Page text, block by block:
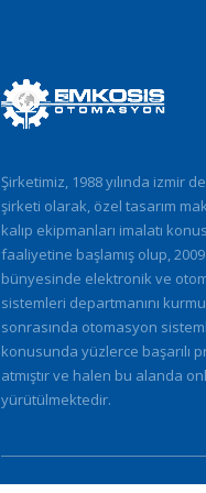
Şirketimiz, 1988 yılında izmir
şirketi olarak, özel tasarım
kalıp ekipmanları imalatı
faaliyetine başlamış olup, 2009
bünyesinde elektronik ve
sistemleri departmanını
sonrasında otomasyon
konusunda yüzlerce başarılı
atmıştır ve halen bu alanda
yürütülmektedir.